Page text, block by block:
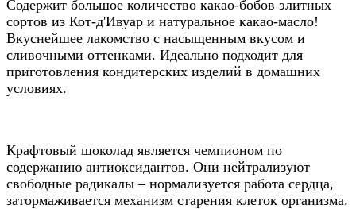
Содержит большое количество какао-бобов элитных
сортов из Кот-д'Ивуар и натуральное какао-масло!
Вкуснейшее лакомство с насыщенным вкусом и
сливочными оттенками. Идеально подходит для
приготовления кондитерских изделий в домашних
условиях.
Крафтовый шоколад является чемпионом по
содержанию антиоксидантов. Они нейтрализуют
свободные радикалы – нормализуется работа сердца,
затормаживается механизм старения клеток организма.